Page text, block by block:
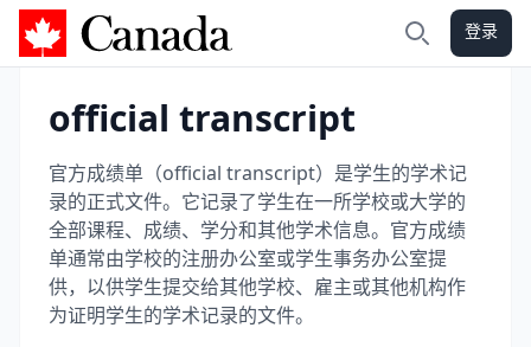
加拿大攻略 登录
official transcript
官方成绩单（official transcript）是学生的学术记
录的正式文件。它记录了学生在一所学校或大学的
全部课程、成绩、学分和其他学术信息。官方成绩
单通常由学校的注册办公室或学生事务办公室提
供，以供学生提交给其他学校、雇主或其他机构作
为证明学生的学术记录的文件。